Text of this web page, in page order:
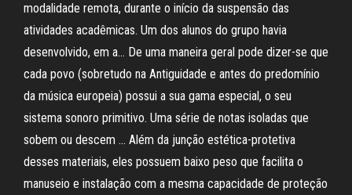
modalidade remota, durante o início da suspensão das
atividades acadêmicas. Um dos alunos do grupo havia
desenvolvido, em a… De uma maneira geral pode dizer-se que
cada povo (sobretudo na Antiguidade e antes do predomínio
da música europeia) possui a sua gama especial, o seu
sistema sonoro primitivo. Uma série de notas isoladas que
sobem ou descem … Além da junção estética-protetiva
desses materiais, eles possuem baixo peso que facilita o
manuseio e instalação com a mesma capacidade de proteção